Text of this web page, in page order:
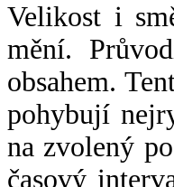
Velikost i
mění.
obsahem.
pohybují
na zvolený
časový